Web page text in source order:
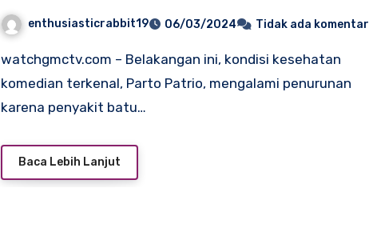
Strategi Keuangan untuk
Profesional Usia Lanjut
enthusiasticrabbit19 06/03/2024 Tidak ada komentar
watchgmctv.com – Belakangan ini, kondisi kesehatan
komedian terkenal, Parto Patrio, mengalami penurunan
karena penyakit batu…
Baca Lebih Lanjut